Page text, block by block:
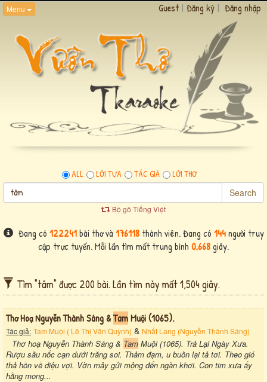
Menu Guest | Đăng ký | Đăng nhập
ALL LỜI TỰA TÁC GIẢ LỜI THƠ
Search
Bộ gõ Tiếng Việt
Đang có 122241bài thơ và 176118thành viên. Đang có 144người truy
cập trực tuyến. Mỗi lần tìm mất trung bình 0,668giây.
Tìm "tâm" được 200 bài. Lần tìm này mất 1,504 giây.
Thơ Hoạ Nguyễn Thành Sáng &TamMuội (1065).
Tác giả: Tam Muội ( Lê Thị Vân Quỳnh) & Nhất Lang (Nguyễn Thành Sáng)
Thơ hoạ Nguyễn Thành Sáng & Tam Muội (1065). Trả Lại Ngày Xưa.
Rượu sầu nốc cạn dưới trăng soi. Thảm đạm, u buồn lại tả tơi. Theo gió
thả hồn về diệu vợi. Vờn mây gửi mộng đến ngàn khơi. Con tim xưa ấy
hằng mong...